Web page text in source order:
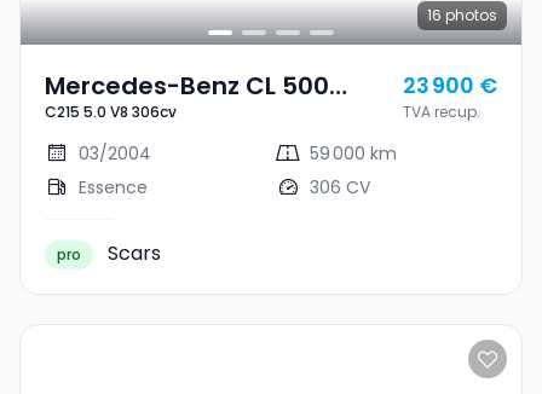
16 photos
Mercedes-Benz CL 500
C215 5.0 V8 306cv
C215 5.0 V8 306cv
23 900 €
TVA recup.
03/2004
59 000 km
Essence
306 CV
pro Scars